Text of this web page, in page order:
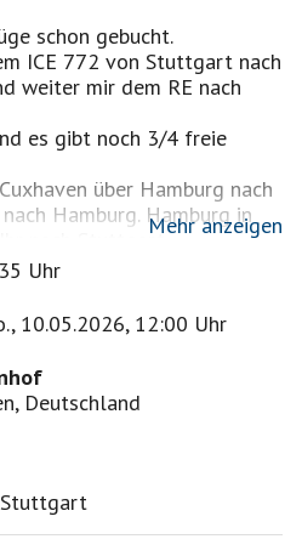
schon gebucht.
ICE 772 von Stuttgart nach
weiter mir dem RE nach
es gibt noch 3/4 freie
über Hamburg nach
Hamburg. Hamburg in
nach Stuttgart.
gebucht. Auch da gibt es
.
Zeit für Pausen und
an unserem gebuchten
auf dem
Darüber kann ich
Mehr anzeigen
Uhr
10.05.2026, 12:00 Uhr
Deutschland
Stuttgart